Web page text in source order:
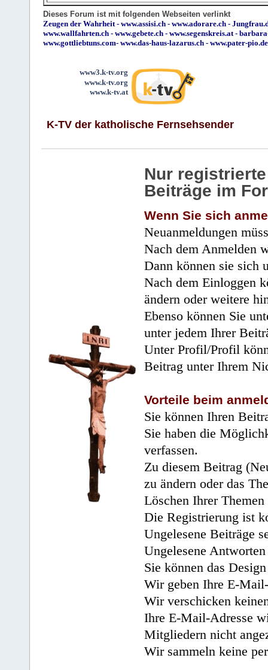
Dieses Forum ist mit folgenden Webseiten verlinkt
Zeugen der Wahrheit- www.assisi.ch - www.adorare.ch -
www.wallfahrten.ch - www.gebete.ch - www.segenskreis.at-
www.gottliebtuns.com- www.das-haus-lazarus.ch - www.pater-pio.de
www3.k-tv.org
www.k-tv.org
www.k-tv.at
K-TV der katholische Fernsehsender
Nur
Beiträge im
Wenn Sie sich
Neuanmeldungen
Nach dem Anmelden
Dann können sie sich
Nach dem Einloggen
ändern oder weitere
Ebenso können Sie
unter jedem Ihrer
Unter Profil/Profil
Beitrag unter Ihrem
Vorteile beim
Sie können Ihren
Sie haben die
verfassen.
Zu diesem Beitrag
zu ändern oder das
Löschen Ihrer
Die Registrierung ist
Ungelesene Beiträge
Ungelesene
Sie können das
Wir geben Ihre E-
Wir verschicken
Ihre E-Mail-Adresse
Mitgliedern nicht
Wir sammeln keine